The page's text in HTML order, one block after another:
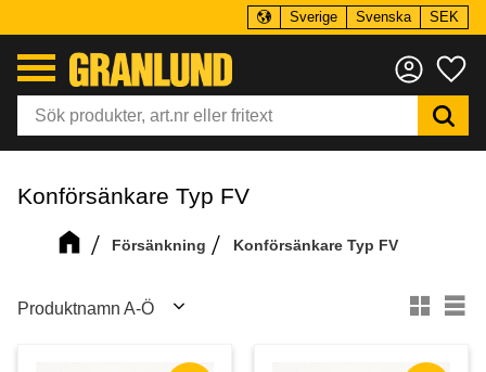
Sverige Svenska SEK
Konförsänkare Typ FV
Försänkning Konförsänkare Typ FV
Välj sortering